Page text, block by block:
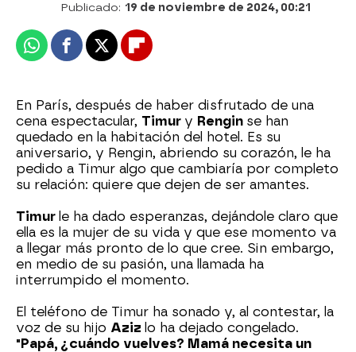
Publicado: 19 de noviembre de 2024, 00:21
WhatsappFacebook
X Flipboard
En París, después de haber disfrutado de una
cena espectacular, Timur y Rengin se han
quedado en la habitación del hotel. Es su
aniversario, y Rengin, abriendo su corazón, le ha
pedido a Timur algo que cambiaría por completo
su relación: quiere que dejen de ser amantes.
Timur le ha dado esperanzas, dejándole claro que
ella es la mujer de su vida y que ese momento va
a llegar más pronto de lo que cree. Sin embargo,
en medio de su pasión, una llamada ha
interrumpido el momento.
El teléfono de Timur ha sonado y, al contestar, la
voz de su hijo Aziz lo ha dejado congelado.
"Papá, ¿cuándo vuelves? Mamá necesita un